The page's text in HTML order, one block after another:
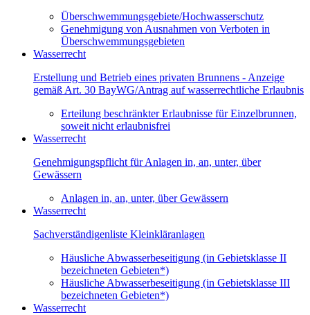
Überschwemmungsgebiete/Hochwasserschutz
Genehmigung von Ausnahmen von Verboten in
Überschwemmungsgebieten
Wasserrecht
Erstellung und Betrieb eines privaten Brunnens - Anzeige
gemäß Art. 30 BayWG/Antrag auf wasserrechtliche Erlaubnis
Erteilung beschränkter Erlaubnisse für Einzelbrunnen,
soweit nicht erlaubnisfrei
Wasserrecht
Genehmigungspflicht für Anlagen in, an, unter, über
Gewässern
Anlagen in, an, unter, über Gewässern
Wasserrecht
Sachverständigenliste Kleinkläranlagen
Häusliche Abwasserbeseitigung (in Gebietsklasse II
bezeichneten Gebieten*)
Häusliche Abwasserbeseitigung (in Gebietsklasse III
bezeichneten Gebieten*)
Wasserrecht